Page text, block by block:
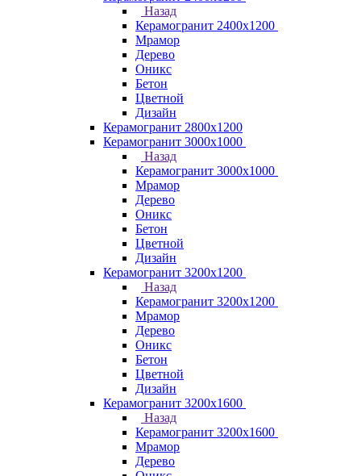
Назад
Керамогранит 2400х1200
Мрамор
Дерево
Оникс
Бетон
Цветной
Дизайн
Керамогранит 2800x1200
Керамогранит 3000х1000
Назад
Керамогранит 3000х1000
Мрамор
Дерево
Оникс
Бетон
Цветной
Дизайн
Керамогранит 3200х1200
Назад
Керамогранит 3200х1200
Мрамор
Дерево
Оникс
Бетон
Цветной
Дизайн
Керамогранит 3200х1600
Назад
Керамогранит 3200х1600
Мрамор
Дерево